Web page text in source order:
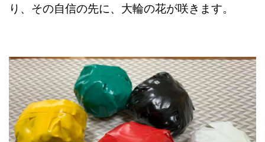
り、その自信の先に、大輪の花が咲きます。